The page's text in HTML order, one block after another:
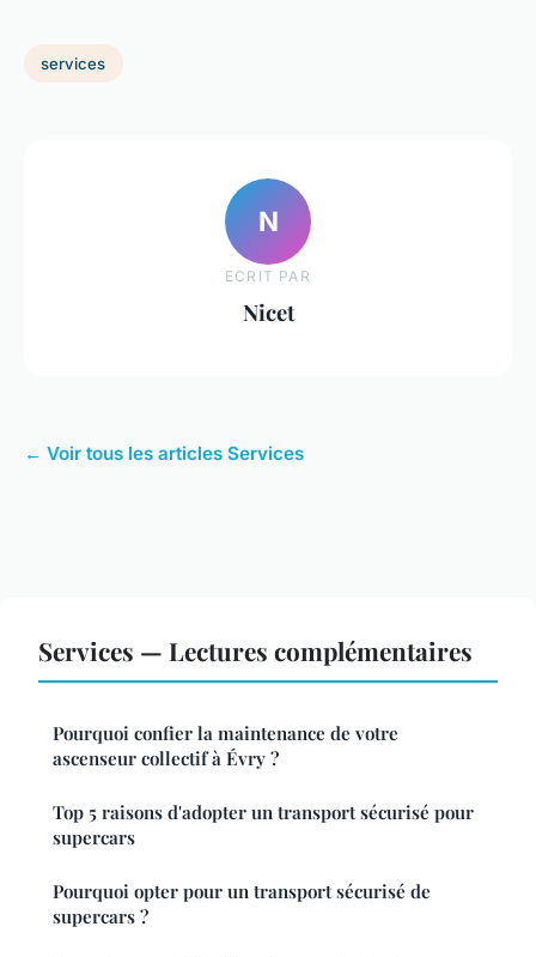
services
N
ECRIT PAR
Nicet
← Voir tous les articles Services
Services — Lectures complémentaires
Pourquoi confier la maintenance de votre
ascenseur collectif à Évry ?
Top 5 raisons d'adopter un transport sécurisé pour
supercars
Pourquoi opter pour un transport sécurisé de
supercars ?